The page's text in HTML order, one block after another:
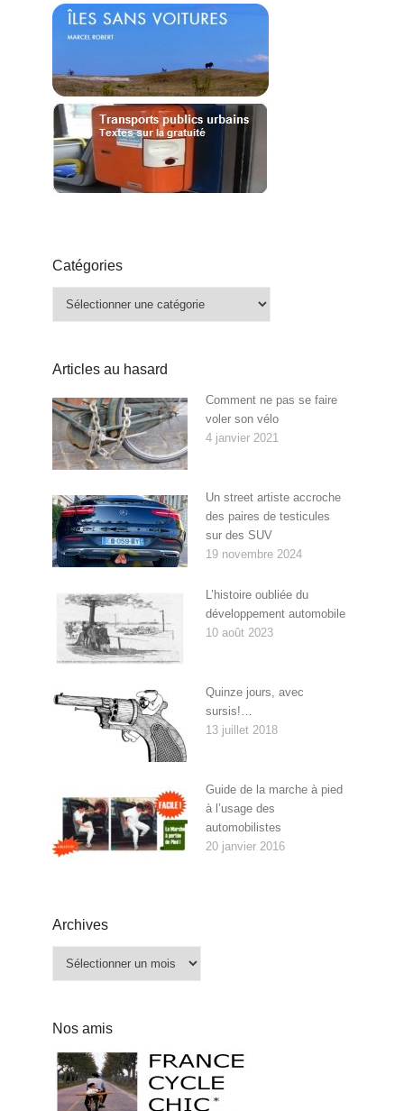
Catégories
Catégories
Articles au hasard
Comment ne pas se faire
voler son vélo
4 janvier 2021
Un street artiste accroche
des paires de testicules
sur des SUV
19 novembre 2024
L’histoire oubliée du
développement automobile
10 août 2023
Quinze jours, avec
sursis!…
13 juillet 2018
Guide de la marche à pied
à l’usage des
automobilistes
20 janvier 2016
Archives
Archives
Nos amis